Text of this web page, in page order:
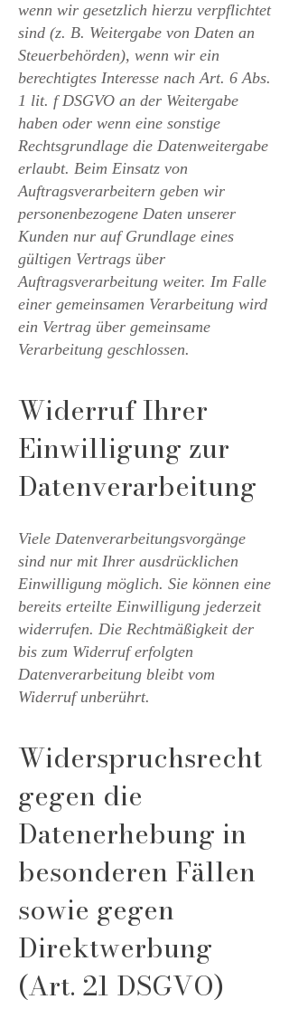
wenn wir gesetzlich hierzu verpflichtet
sind (z. B. Weitergabe von Daten an
Steuerbehörden), wenn wir ein
berechtigtes Interesse nach Art. 6 Abs.
1 lit. f DSGVO an der Weitergabe
haben oder wenn eine sonstige
Rechtsgrundlage die Datenweitergabe
erlaubt. Beim Einsatz von
Auftragsverarbeitern geben wir
personenbezogene Daten unserer
Kunden nur auf Grundlage eines
gültigen Vertrags über
Auftragsverarbeitung weiter. Im Falle
einer gemeinsamen Verarbeitung wird
ein Vertrag über gemeinsame
Verarbeitung geschlossen.
Widerruf Ihrer
Einwilligung zur
Datenverarbeitung
Viele Datenverarbeitungsvorgänge
sind nur mit Ihrer ausdrücklichen
Einwilligung möglich. Sie können eine
bereits erteilte Einwilligung jederzeit
widerrufen. Die Rechtmäßigkeit der
bis zum Widerruf erfolgten
Datenverarbeitung bleibt vom
Widerruf unberührt.
Widerspruchsrecht
gegen die
Datenerhebung in
besonderen Fällen
sowie gegen
Direktwerbung
(Art. 21 DSGVO)